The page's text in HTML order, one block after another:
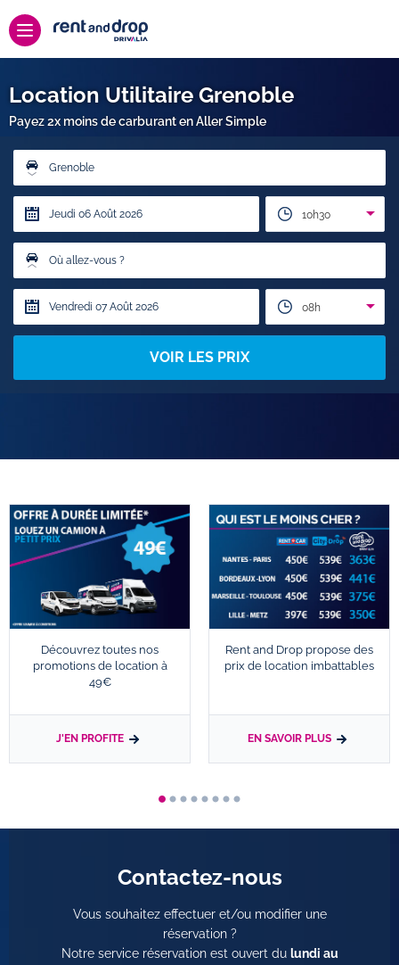
Location Utilitaire Grenoble
Payez 2x moins de carburant en Aller Simple
Grenoble
10h30
Où allez-vous ?
08h
VOIR LES PRIX
Découvrez toutes nos
promotions de location à
49€
J'EN PROFITE
Rent and Drop propose des
prix de location imbattables
EN SAVOIR PLUS
Contactez-nous
Vous souhaitez effectuer et/ou modifier une
réservation ?
Notre service réservation est ouvert du lundi au